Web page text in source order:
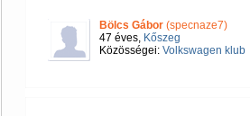
Bölcs Gábor (specnaze7)
47 éves, Kőszeg
Közösségei: Volkswagen klub